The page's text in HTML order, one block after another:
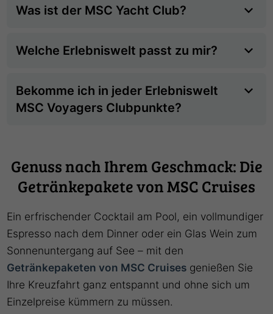
Was ist der MSC Yacht Club?
Welche Erlebniswelt passt zu mir?
Bekomme ich in jeder Erlebniswelt
MSC Voyagers Clubpunkte?
Genuss nach Ihrem Geschmack: Die
Getränkepakete von MSC Cruises
Ein erfrischender Cocktail am Pool, ein vollmundiger
Espresso nach dem Dinner oder ein Glas Wein zum
Sonnenuntergang auf See – mit den
Getränkepaketen von MSC Cruises genießen Sie
Ihre Kreuzfahrt ganz entspannt und ohne sich um
Einzelpreise kümmern zu müssen.